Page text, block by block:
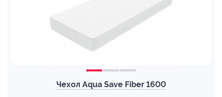
Чехол Aqua Save Fiber 1600